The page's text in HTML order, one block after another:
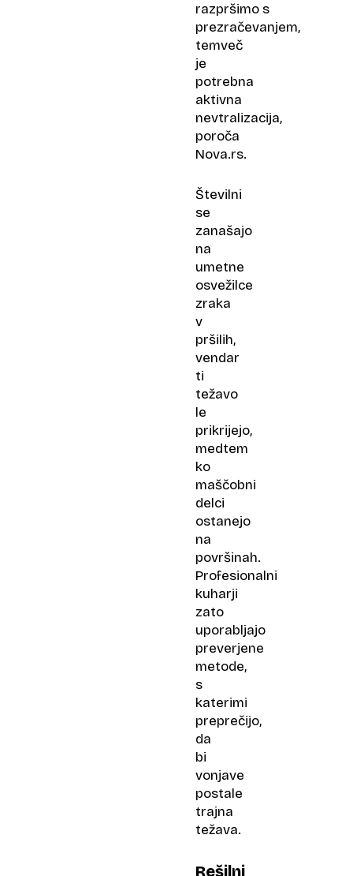
razpršimo s
prezračevanjem,
temveč
je
potrebna
aktivna
nevtralizacija,
poroča
Nova.rs.
Številni
se
zanašajo
na
umetne
osvežilce
zraka
v
pršilih,
vendar
ti
težavo
le
prikrijejo,
medtem
ko
maščobni
delci
ostanejo
na
površinah.
Profesionalni
kuharji
zato
uporabljajo
preverjene
metode,
s
katerimi
preprečijo,
da
bi
vonjave
postale
trajna
težava.
Rešilni